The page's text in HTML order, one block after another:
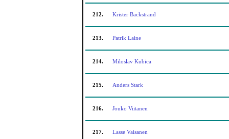
212. Krister Backstrand
213. Patrik Laine
214. Miloslav Kubica
215. Anders Stark
216. Jouko Viitanen
217. Lasse Vaisanen